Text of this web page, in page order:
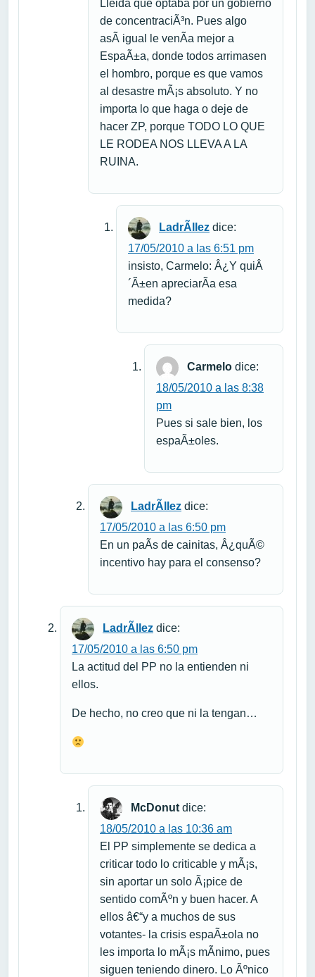
Lleida que optaba por un gobierno
de concentraciÃ³n. Pues algo
asÃ­ igual le venÃ­a mejor a
EspaÃ±a, donde todos arrimasen
el hombro, porque es que vamos
al desastre mÃ¡s absoluto. Y no
importa lo que haga o deje de
hacer ZP, porque TODO LO QUE
LE RODEA NOS LLEVA A LA
RUINA.
LadrÃ­llez dice:
17/05/2010 a las 6:51 pm
insisto, Carmelo: Â¿Y quiÂ
´Ã±en apreciarÃ­a esa
medida?
Carmelo dice:
18/05/2010 a las 8:38
pm
Pues si sale bien, los
espaÃ±oles.
LadrÃ­llez dice:
17/05/2010 a las 6:50 pm
En un paÃ­s de cainitas, Â¿quÃ©
incentivo hay para el consenso?
LadrÃ­llez dice:
17/05/2010 a las 6:50 pm
La actitud del PP no la entienden ni
ellos.
De hecho, no creo que ni la tengan…
McDonut dice:
18/05/2010 a las 10:36 am
El PP simplemente se dedica a
criticar todo lo criticable y mÃ¡s,
sin aportar un solo Ã¡pice de
sentido comÃºn y buen hacer. A
ellos â€“y a muchos de sus
votantes- la crisis espaÃ±ola no
les importa lo mÃ¡s mÃ­nimo, pues
siguen teniendo dinero. Lo Ãºnico